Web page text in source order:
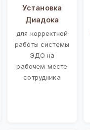
Установка
Диадока
для корректной
работы системы
ЭДО на
рабочем месте
сотрудника